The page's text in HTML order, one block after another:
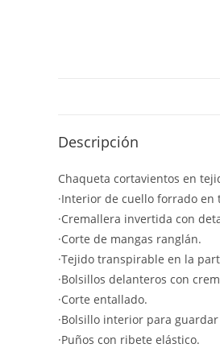
Descripción
Chaqueta cortavientos en
·Interior de cuello forrado
·Cremallera invertida con
·Corte de mangas ranglán.
·Tejido transpirable en la
·Bolsillos delanteros con
·Corte entallado.
·Bolsillo interior para
·Puños con ribete elástico.